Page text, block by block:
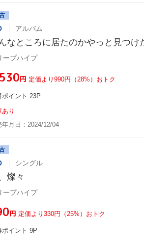
アルバム
なところに居たのかやっと見つけ
ープハイプ
円 定価より990円（28%）おトク
ポイント 23P
り
年月日：2024/12/04
シングル
燦々
ープハイプ
円 定価より330円（25%）おトク
ポイント 9P